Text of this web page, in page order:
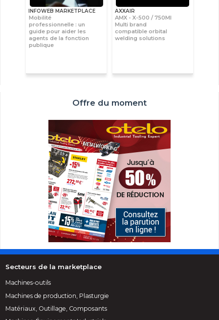
INFOWEB MARKETPLACE
Mobilité
professionnelle : un
guide pour aider les
agents de la fonction
publique
AXXAIR
AMX - X-500 / 750MI
Multi brand
compatible orbital
welding solutions
Offre du moment
Secteurs de la marketplace
Machines-outils
Machines de production, Plasturgie
Matériaux, Outillage, Composants